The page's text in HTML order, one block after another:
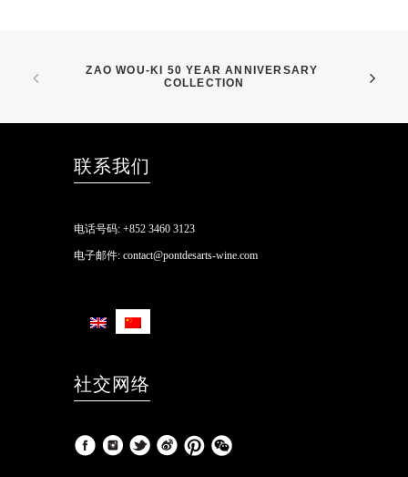
ZAO WOU-KI 50 YEAR ANNIVERSARY
COLLECTION
联系我们
电话号码:+852 3460 3123
电子邮件:contact@pontdesarts-wine.com
社交网络